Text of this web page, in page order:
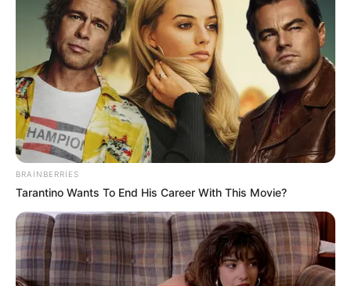
Digər xəbərlər
20:44 / 06 Avqust 2026 SİYASƏT
Zelenski Ceyhun Bayramovuqəbul edib
BRAINBERRIES
Tarantino Wants To End His Career With This Movie?